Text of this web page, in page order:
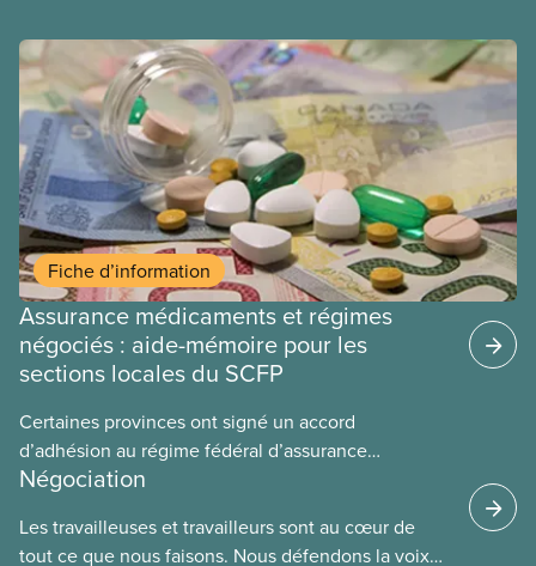
Fiche d’information
Assurance médicaments et régimes
négociés : aide-mémoire pour les
sections locales du SCFP
Certaines provinces ont signé un accord
d’adhésion au régime fédéral d’assurance
médicaments. Les sections locales du SCFP dans
régime pourrait avoir sur leurs avantages
Négociation
Les travailleuses et travailleurs sont au cœur de
tout ce que nous faisons. Nous défendons la voix